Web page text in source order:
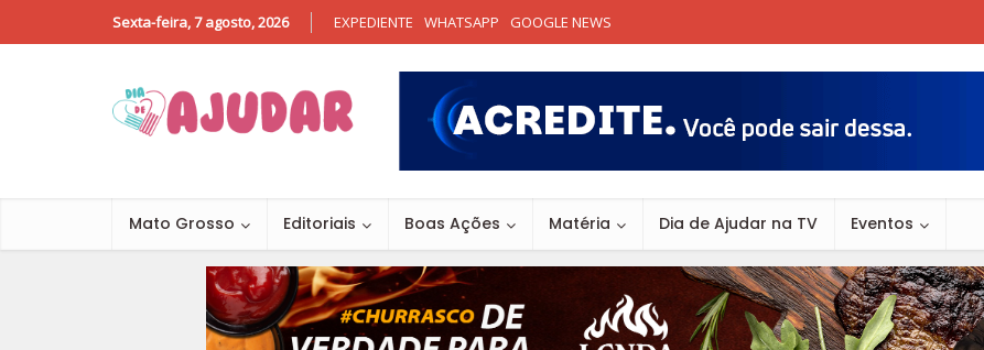
Sexta-feira, 7 agosto, 2026 EXPEDIENTE WHATSAPP GOOGLE NEWS
Mato Grosso Editoriais Boas Ações Matéria Dia de Ajudar na TV Eventos